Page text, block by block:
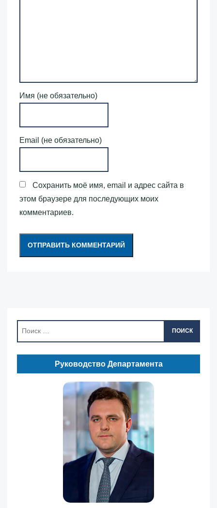
Имя (не обязательно)
Email (не обязательно)
Сохранить моё имя, email и адрес сайта в
этом браузере для последующих моих
комментариев.
ПОИСК
Руководство Департамента